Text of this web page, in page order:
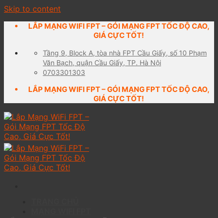
Skip to content
LẮP MẠNG WIFI FPT – GÓI MẠNG FPT TỐC ĐỘ CAO,
GIÁ CỰC TỐT!
Tầng 9, Block A, tòa nhà FPT Cầu Giấy, số 10 Phạm
Văn Bạch, quận Cầu Giấy, TP. Hà Nội
0703301303
LẮP MẠNG WIFI FPT – GÓI MẠNG FPT TỐC ĐỘ CAO,
GIÁ CỰC TỐT!